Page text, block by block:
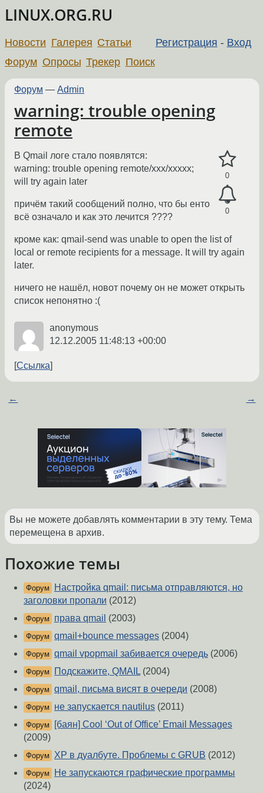
LINUX.ORG.RU
Регистрация - Вход
Новости Галерея Статьи
Форум Опросы Трекер Поиск
Форум — Admin
warning: trouble opening
remote
0
0
В Qmail логе стало появлятся:
warning: trouble opening remote/xxx/xxxxx;
will try again later
причём такий сообщений полно, что бы енто
всё означало и как это лечится ????
кроме как: qmail-send was unable to open the list of
local or remote recipients for a message. It will try again
later.
ничего не нашёл, новот почему он не может открыть
список непонятно :(
anonymous
12.12.2005 11:48:13 +00:00
Ссылка
← →
Вы не можете добавлять комментарии в эту тему. Тема
перемещена в архив.
Похожие темы
Форум
Настройка qmail: письма отправляются, но
заголовки пропали (2012)
Форум права qmail (2003)
Форум qmail+bounce messages (2004)
Форум qmail vpopmail забивается очередь (2006)
Форум Подскажите, QMAIL (2004)
Форум qmail, письма висят в очереди (2008)
Форум не запускается nautilus (2011)
Форум
[баян] Cool ‘Out of Office’ Email Messages
(2009)
Форум XP в дуалбуте. Проблемы с GRUB (2012)
Форум
Не запускаются графические программы
(2024)